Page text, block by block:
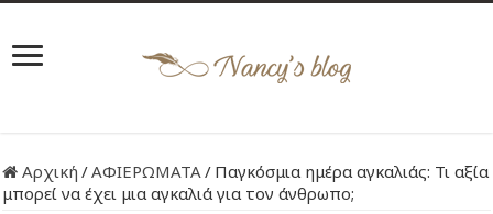
Αρχική /ΑΦΙΕΡΩΜΑΤΑ/ Παγκόσμια ημέρα αγκαλιάς: Τι αξία
μπορεί να έχει μια αγκαλιά για τον άνθρωπο;